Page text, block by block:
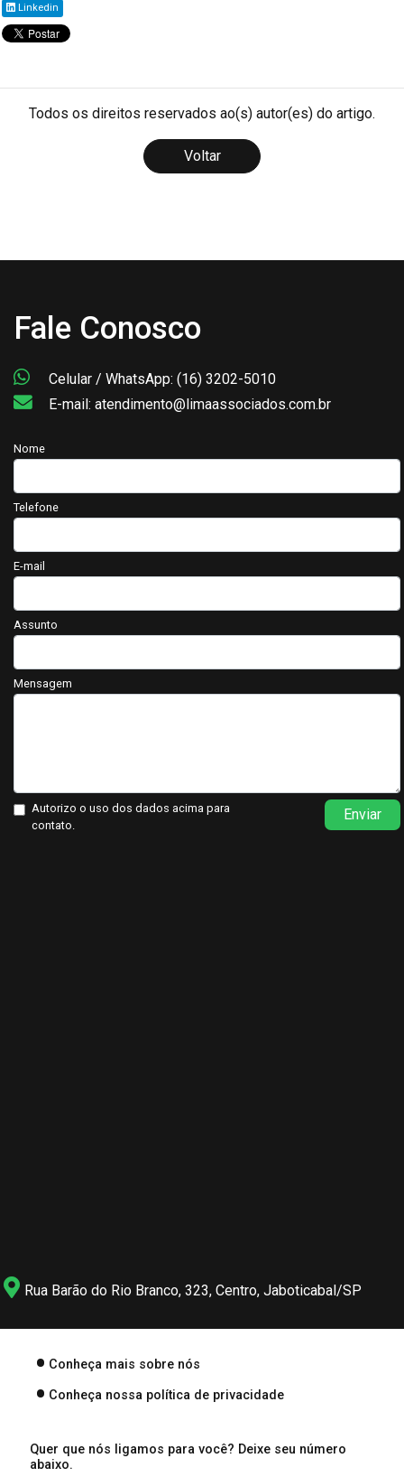
Linkedin
Todos os direitos reservados ao(s) autor(es) do artigo.
Voltar
Fale Conosco
Celular / WhatsApp: (16) 3202-5010
E-mail: atendimento@limaassociados.com.br
Nome
Telefone
E-mail
Assunto
Mensagem
Autorizo o uso dos dados acima para
contato.
Enviar
Rua Barão do Rio Branco, 323, Centro, Jaboticabal/SP
Conheça mais sobre nós
Conheça nossa política de privacidade
Quer que nós ligamos para você? Deixe seu número
abaixo.